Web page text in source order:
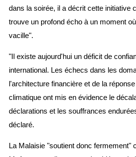
dans la soirée, il a décrit cette initiative
trouve un profond écho à un moment
vacille".
"Il existe aujourd'hui un déficit de
international. Les échecs dans les
l'architecture financière et de la
climatique ont mis en évidence le
déclarations et les souffrances
déclaré.
La Malaisie "soutient donc fermement"